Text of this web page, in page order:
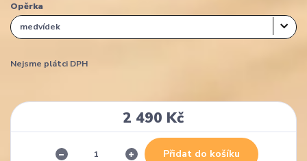
Opěrka
Nejsme plátci DPH
2 490 Kč
Přidat do košíku